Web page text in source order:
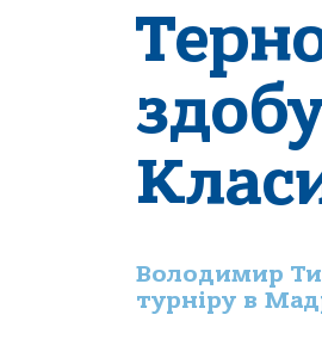
Володимир
турніру в